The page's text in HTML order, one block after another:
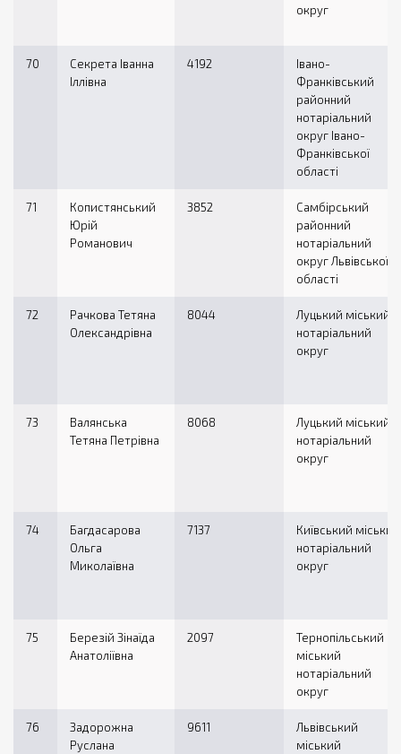
округ
70
Секрета Іванна
Іллівна
4192
Івано-
Франківський
районний
нотаріальний
округ Івано-
Франківської
області
71
Копистянський
Юрій
Романович
3852
Самбірський
районний
нотаріальний
округ Львівської
області
72
Рачкова Тетяна
Олександрівна
8044
Луцький міський
нотаріальний
округ
73
Валянська
Тетяна Петрівна
8068
Луцький міський
нотаріальний
округ
74
Багдасарова
Ольга
Миколаївна
7137
Київський міський
нотаріальний
округ
75
Березій Зінаїда
Анатоліївна
2097
Тернопільський
міський
нотаріальний
округ
76
Задорожна
Руслана
9611
Львівський
міський